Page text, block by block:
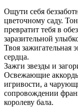
Ощути себя
цветочному саду.
превратит тебя в
заразительной
Твоя зажигательная
сердца.
Зажги звезды и
Освежающие аккорды
игривости, а
сопровождении
королеву бала.